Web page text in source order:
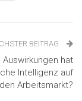
BEITRAG
Auswirkungen hat
Intelligenz auf
den Arbeitsmarkt?